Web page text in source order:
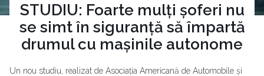
STUDIU: Foarte mulți șoferi nu
se simt în siguranță să împartă
drumul cu mașinile autonome
Un nou studiu, realizat de Asociația Americană de Automobile și